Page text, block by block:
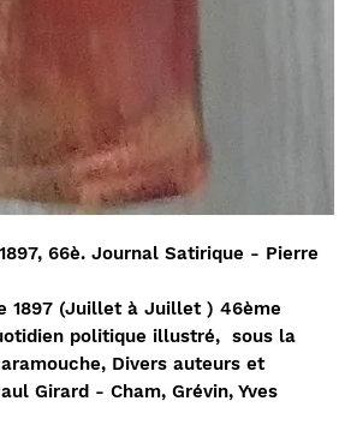
66è. Journal Satirique - Pierre
1897 (Juillet à Juillet ) 46ème
politique illustré, sous la
Divers auteurs et
Girard - Cham, Grévin, Yves